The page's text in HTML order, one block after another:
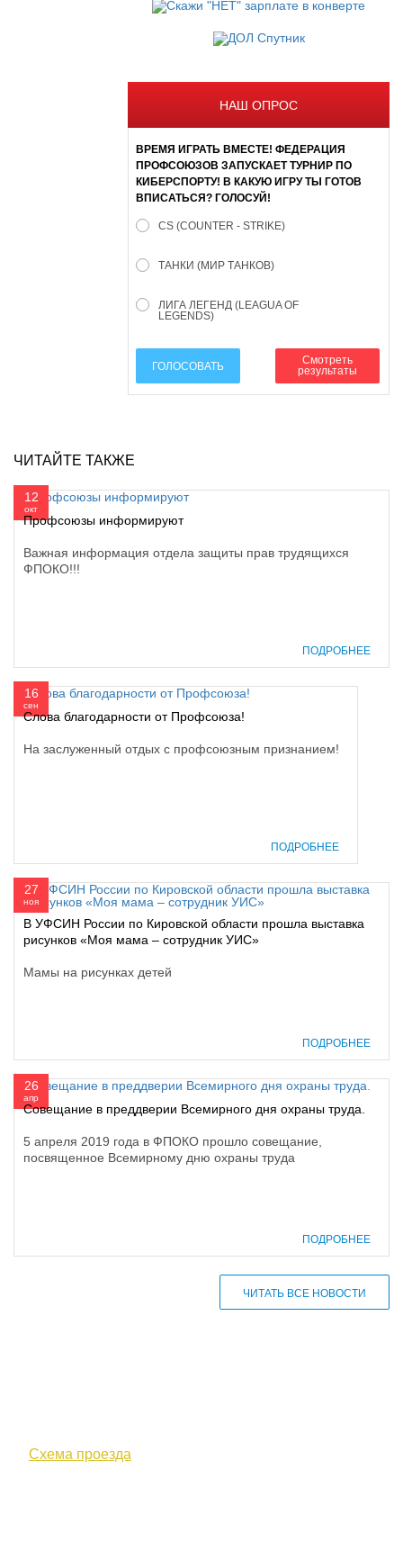
НАШ ОПРОС
ВРЕМЯ ИГРАТЬ ВМЕСТЕ! ФЕДЕРАЦИЯ
ПРОФСОЮЗОВ ЗАПУСКАЕТ ТУРНИР ПО
КИБЕРСПОРТУ! В КАКУЮ ИГРУ ТЫ ГОТОВ
ВПИСАТЬСЯ? ГОЛОСУЙ!
CS (COUNTER - STRIKE)
ТАНКИ (МИР ТАНКОВ)
ЛИГА ЛЕГЕНД (LEAGUA OF
LEGENDS)
ГОЛОСОВАТЬ
Смотреть
результаты
ЧИТАЙТЕ ТАКЖЕ
12
окт
Профсоюзы информируют
Важная информация отдела защиты прав трудящихся
ФПОКО!!!
ПОДРОБНЕЕ
16
сен
Слова благодарности от Профсоюза!
На заслуженный отдых с профсоюзным признанием!
ПОДРОБНЕЕ
27
ноя
В УФСИН России по Кировской области прошла выставка
рисунков «Моя мама – сотрудник УИС»
Мамы на рисунках детей
ПОДРОБНЕЕ
26
апр
Совещание в преддверии Всемирного дня охраны труда.
5 апреля 2019 года в ФПОКО прошло совещание,
посвященное Всемирному дню охраны труда
ПОДРОБНЕЕ
ЧИТАТЬ ВСЕ НОВОСТИ
Схема проезда